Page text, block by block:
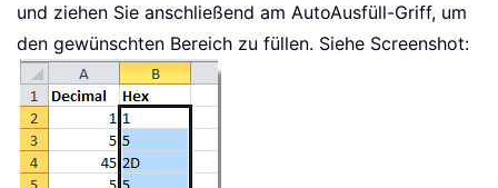
und ziehen Sie anschließend am AutoAusfüll-Griff, um
den gewünschten Bereich zu füllen. Siehe Screenshot: